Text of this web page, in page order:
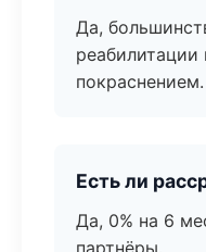
Да,
покраснением.
Есть ли
Да, 0% на 6
партнёры.